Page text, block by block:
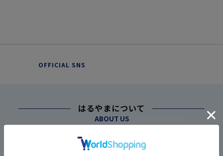
OFFICIAL SNS
はるやまについて
ABOUT US
幅広い仕入れ体制に基づく
高品質・低価格の実現